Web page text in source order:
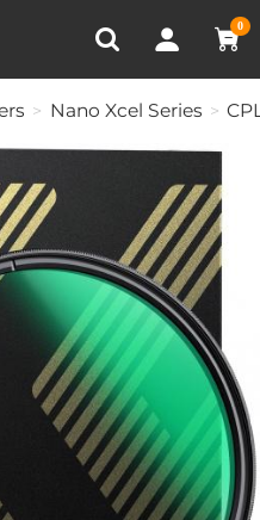
0
RECENT BEKEKEN
Nano Xcel Series